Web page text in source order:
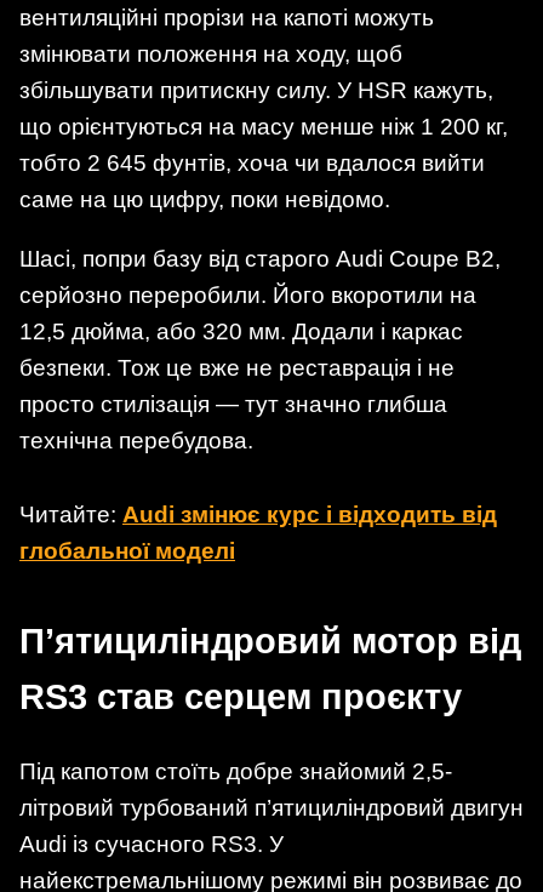
вентиляційні прорізи на капоті можуть
змінювати положення на ходу, щоб
збільшувати притискну силу. У HSR кажуть,
що орієнтуються на масу менше ніж 1 200 кг,
тобто 2 645 фунтів, хоча чи вдалося вийти
саме на цю цифру, поки невідомо.
Шасі, попри базу від старого Audi Coupe B2,
серйозно переробили. Його вкоротили на
12,5 дюйма, або 320 мм. Додали і каркас
безпеки. Тож це вже не реставрація і не
просто стилізація — тут значно глибша
технічна перебудова.
Читайте: Audi змінює курс і відходить від
глобальної моделі
П’ятициліндровий мотор від
RS3 став серцем проєкту
Під капотом стоїть добре знайомий 2,5-
літровий турбований п’ятициліндровий двигун
Audi із сучасного RS3. У
найекстремальнішому режимі він розвиває до